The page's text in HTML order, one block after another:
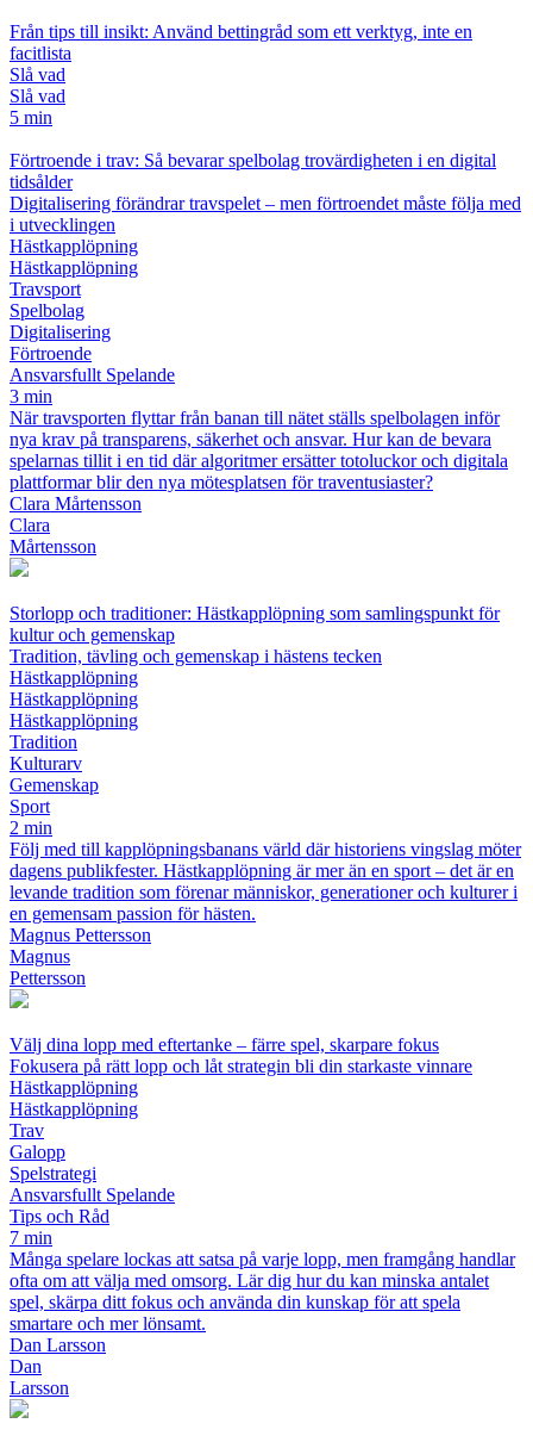
Från tips till insikt: Använd bettingråd som ett verktyg, inte en
facitlista
Slå vad
Slå vad
5 min
Förtroende i trav: Så bevarar spelbolag trovärdigheten i en digital
tidsålder
Digitalisering förändrar travspelet – men förtroendet måste följa med
i utvecklingen
Hästkapplöpning
Hästkapplöpning
Travsport
Spelbolag
Digitalisering
Förtroende
Ansvarsfullt Spelande
3 min
När travsporten flyttar från banan till nätet ställs spelbolagen inför
nya krav på transparens, säkerhet och ansvar. Hur kan de bevara
spelarnas tillit i en tid där algoritmer ersätter totoluckor och digitala
plattformar blir den nya mötesplatsen för traventusiaster?
Clara Mårtensson
Clara
Mårtensson
Storlopp och traditioner: Hästkapplöpning som samlingspunkt för
kultur och gemenskap
Tradition, tävling och gemenskap i hästens tecken
Hästkapplöpning
Hästkapplöpning
Hästkapplöpning
Tradition
Kulturarv
Gemenskap
Sport
2 min
Följ med till kapplöpningsbanans värld där historiens vingslag möter
dagens publikfester. Hästkapplöpning är mer än en sport – det är en
levande tradition som förenar människor, generationer och kulturer i
en gemensam passion för hästen.
Magnus Pettersson
Magnus
Pettersson
Välj dina lopp med eftertanke – färre spel, skarpare fokus
Fokusera på rätt lopp och låt strategin bli din starkaste vinnare
Hästkapplöpning
Hästkapplöpning
Trav
Galopp
Spelstrategi
Ansvarsfullt Spelande
Tips och Råd
7 min
Många spelare lockas att satsa på varje lopp, men framgång handlar
ofta om att välja med omsorg. Lär dig hur du kan minska antalet
spel, skärpa ditt fokus och använda din kunskap för att spela
smartare och mer lönsamt.
Dan Larsson
Dan
Larsson